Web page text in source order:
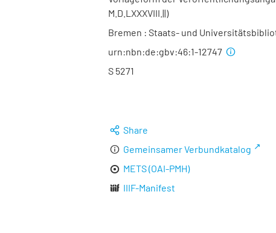
M.D.LXXXVIII.||)
Bremen : Staats- und
urn:nbn:de:gbv:46:1-12747
S 5271
Share
Gemeinsamer Verbundkatalog
METS (OAI-PMH)
IIIF-Manifest